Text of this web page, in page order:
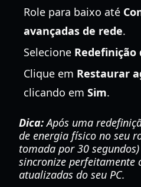
Role para baixo até
avançadas de rede.
Selecione Redefinição
Clique em Restaurar
clicando em Sim.
Dica:Após uma
de energia físico no seu
tomada por 30
sincronize perfeitamente
atualizadas do seu PC.